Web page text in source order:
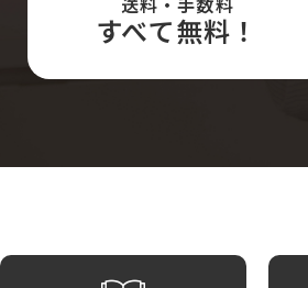
すべて無料！